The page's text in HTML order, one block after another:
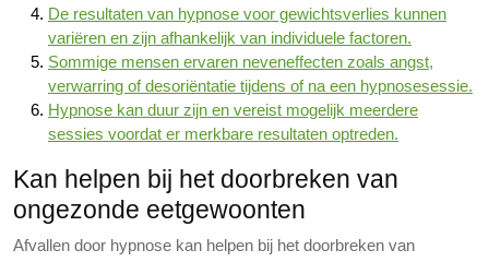
De resultaten van hypnose voor gewichtsverlies kunnen
variëren en zijn afhankelijk van individuele factoren.
Sommige mensen ervaren neveneffecten zoals angst,
verwarring of desoriëntatie tijdens of na een hypnosesessie.
Hypnose kan duur zijn en vereist mogelijk meerdere
sessies voordat er merkbare resultaten optreden.
Kan helpen bij het doorbreken van
ongezonde eetgewoonten
Afvallen door hypnose kan helpen bij het doorbreken van